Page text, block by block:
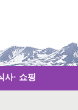
사· 쇼핑